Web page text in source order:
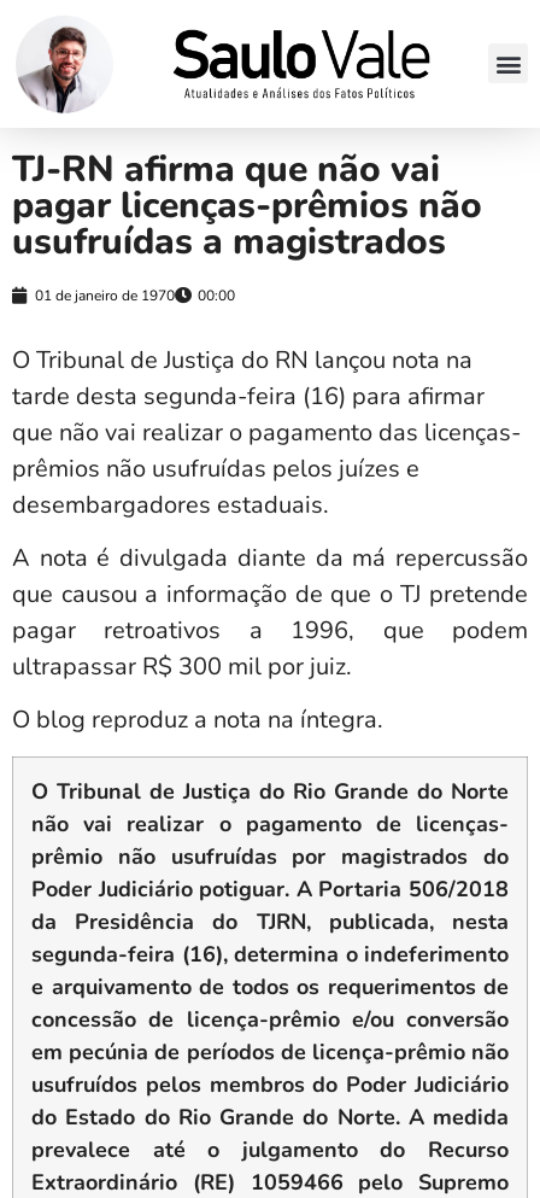
TJ-RN afirma que não vai
pagar licenças-prêmios não
usufruídas a magistrados
01 de janeiro de 1970 00:00
O Tribunal de Justiça do RN lançou nota na
tarde desta segunda-feira (16) para afirmar
que não vai realizar o pagamento das licenças-
prêmios não usufruídas pelos juízes e
desembargadores estaduais.
A nota é divulgada diante da má repercussão
que causou a informação de que o TJ pretende
pagar retroativos a 1996, que podem
ultrapassar R$ 300 mil por juiz.
O blog reproduz a nota na íntegra.
O Tribunal de Justiça do Rio Grande do Norte
não vai realizar o pagamento de licenças-
prêmio não usufruídas por magistrados do
Poder Judiciário potiguar. A Portaria 506/2018
da Presidência do TJRN, publicada, nesta
segunda-feira (16), determina o indeferimento
e arquivamento de todos os requerimentos de
concessão de licença-prêmio e/ou conversão
em pecúnia de períodos de licença-prêmio não
usufruídos pelos membros do Poder Judiciário
do Estado do Rio Grande do Norte. A medida
prevalece até o julgamento do Recurso
Extraordinário (RE) 1059466 pelo Supremo